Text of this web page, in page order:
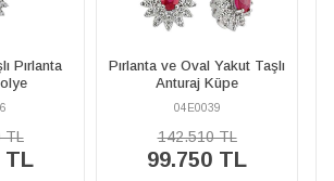
Taşlı
TL
TL
Oval Yakut Taşlı Pırlanta
Anturaj Kolye
04P0056
101.430 TL
71.000 TL